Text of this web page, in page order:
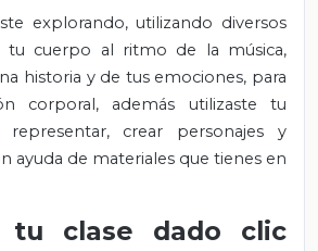
explorando, utilizando diversos
tu cuerpo al ritmo de la música,
historia y de tus emociones, para
corporal, además utilizaste tu
representar, crear personajes y
ayuda de materiales que tienes en
tu clase dado clic